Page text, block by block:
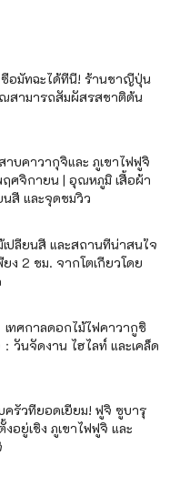
ขาไฟฟูจิไหลลงมาเป็น
สมุทรลึกที่เหมาะสำหรับ
ว์มีเปลือก คุณสามารถ
สดๆ เช่น ปลา
ปลาไวท์เบท ปลาทราย
ด้เฉพาะในอ่าวซุรุกะใน
งแต่เหมาะสำหรับการ
มาะสำหรับการจัดงาน
บรรลุถึงสี่รูปแบบ: ``ไมซ์
ในเมือง'' ที่โรงแรมใน
ที่ศูนย์การประชุม และ
ศการ'' ที่ ห้อง
มืองท้องถิ่น เราจะให้
คุณ โดยเฉพาะ "Resort
วิวภูเขาไฟฟูจิได้จึง
งวัล มีสถานที่เฉพาะที่
ายแห่ง เช่น ``เรือส่วน
ศน์ของภูเขาไฟฟูจิ''
วมถึง ``อุตสาหกรรมที่
อกลักษณ์ของชิซูโอกะ ``
ญี่ปุ่น'' และ ``กิจกรรม
นำ นอกจากนี้เรายัง
อมัทฉะได้ที่นี่! ร้านชาญี่ปุ่น
สามารถสัมผัสรสชาติต้น
าบคาวากุจิและ ภูเขาไฟฟูจิ
ฤศจิกายน | อุณหภูมิ เสื้อผ้า
นสี และจุดชมวิว
ปลี่ยนสี และสถานที่น่าสนใจ
ยง 2 ชม. จากโตเกียวโดย
เทศกาลดอกไม้ไฟคาวากูชิ
วันจัดงาน ไฮไลท์ และเคล็ด
ครัวที่ยอดเยี่ยม! ฟูจิ ซูบารุ
อยู่เชิง ภูเขาไฟฟูจิ และ